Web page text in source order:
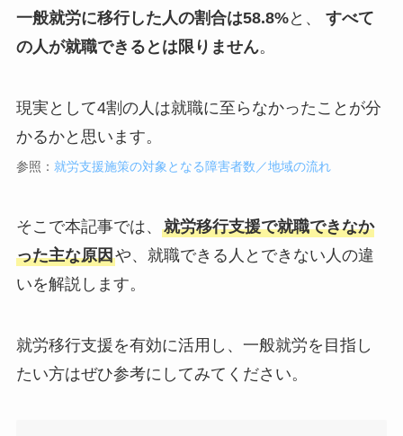
一般就労に移行した人の割合は58.8%と、 すべて
の人が就職できるとは限りません。
現実として4割の人は就職に至らなかったことが分
かるかと思います。
参照： 就労支援施策の対象となる障害者数／地域の流れ
そこで本記事では、 就労移行支援で就職できなか
った主な原因や、就職できる人とできない人の違
いを解説します。
就労移行支援を有効に活用し、一般就労を目指し
たい方はぜひ参考にしてみてください。